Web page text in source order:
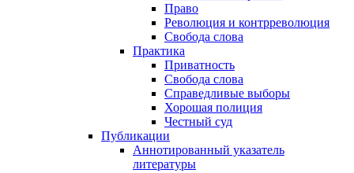
Право
Революция и контрреволюция
Свобода слова
Практика
Приватность
Свобода слова
Справедливые выборы
Хорошая полиция
Честный суд
Публикации
Аннотированный указатель
литературы